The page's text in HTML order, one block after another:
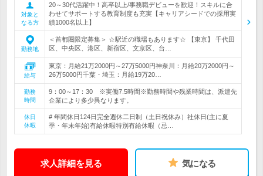
対象と
なる方
20～30代活躍中！高卒以上/事務職デビューを歓迎！スキルに合
わせてサポートする教育制度も充実【キャリアシードでの採用実
績1000名以上】
勤務地
＜首都圏限定募集＞ ☆駅近の職場もあります☆ 【東京】 千代田
区、中央区、港区、新宿区、文京区、台…
給与
東京：月給21万2000円～27万5000円神奈川：月給20万2000円～
26万5000円千葉・埼玉：月給19万20…
勤務
時間
9：00～17：30 ※実働7.5時間※勤務時間や残業時間は、派遣先
企業により多少異なります。
休日
休暇
# 年間休日124日完全週休二日制（土日祝休み）社休日(主に夏
季・年末年始)有給休暇特別有給休暇（忌…
求人詳細を見る 気になる